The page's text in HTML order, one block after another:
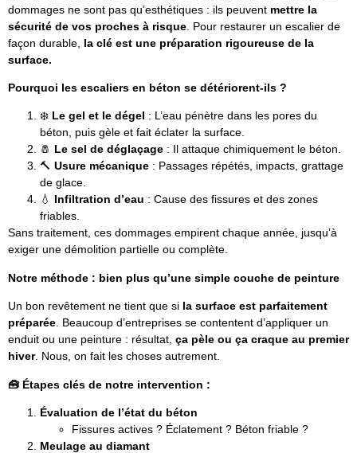
dommages ne sont pas qu’esthétiques : ils peuvent mettre la
sécurité de vos proches à risque . Pour restaurer un escalier de
façon durable, la clé est une préparation rigoureuse de la
surface.
Pourquoi les escaliers en béton se détériorent-ils ?
❄️ Le gel et le dégel : L’eau pénètre dans les pores du
béton, puis gèle et fait éclater la surface.
🧂 Le sel de déglaçage : Il attaque chimiquement le béton.
🔨 Usure mécanique : Passages répétés, impacts, grattage
de glace.
💧 Infiltration d’eau : Cause des fissures et des zones
friables.
Sans traitement, ces dommages empirent chaque année, jusqu’à
exiger une démolition partielle ou complète.
Notre méthode : bien plus qu’une simple couche de peinture
Un bon revêtement ne tient que si la surface est parfaitement
préparée . Beaucoup d’entreprises se contentent d’appliquer un
enduit ou une peinture : résultat, ça pèle ou ça craque au premier
hiver. Nous, on fait les choses autrement.
🧰 Étapes clés de notre intervention :
Évaluation de l’état du béton
Fissures actives ? Éclatement ? Béton friable ?
Meulage au diamant